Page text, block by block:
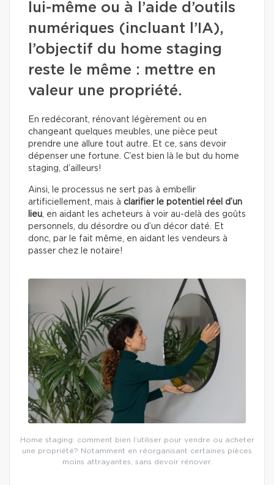
lui-même ou à l’aide d’outils
numériques (incluant l’IA),
l’objectif du home staging
reste le même : mettre en
valeur une propriété.
En redécorant, rénovant légèrement ou en
changeant quelques meubles, une pièce peut
prendre une allure tout autre. Et ce, sans devoir
dépenser une fortune. C’est bien là le but du home
staging, d’ailleurs!
Ainsi, le processus ne sert pas à embellir
artificiellement, mais à clarifier le potentiel réel d’un
lieu, en aidant les acheteurs à voir au-delà des goûts
personnels, du désordre ou d’un décor daté. Et
donc, par le fait même, en aidant les vendeurs à
passer chez le notaire!
Home staging: comment bien l’utiliser pour vendre ou acheter
une propriété? Notamment en réorganisant certaines pièces
moins attrayantes, sans devoir rénover.